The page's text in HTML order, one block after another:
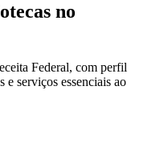
no
Federal, com perfil
e serviços essenciais ao